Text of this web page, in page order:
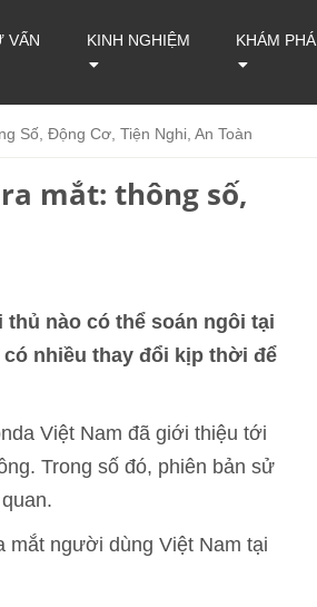
VẤN KINH NGHIỆM KHÁM PHÁ
Số, Động Cơ, Tiện Nghi, An Toàn
mắt: thông số,
nào có thể soán ngôi tại
có nhiều thay đổi kịp thời để
Việt Nam đã giới thiệu tới
Trong số đó, phiên bản sử
mắt người dùng Việt Nam tại